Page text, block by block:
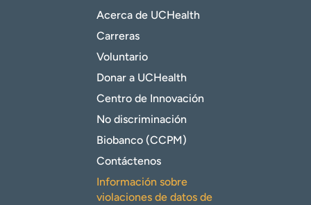
Acerca de UCHealth
Carreras
Voluntario
Donar a UCHealth
Centro de Innovación
No discriminación
Biobanco (CCPM)
Contáctenos
Información sobre
violaciones de datos de